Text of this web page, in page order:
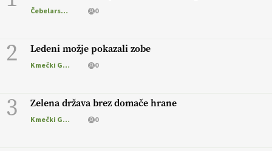
Čebelarstvo 0
2 Ledeni možje pokazali zobe
Kmečki Glas 0
3 Zelena država brez domače hrane
Kmečki Glas 0